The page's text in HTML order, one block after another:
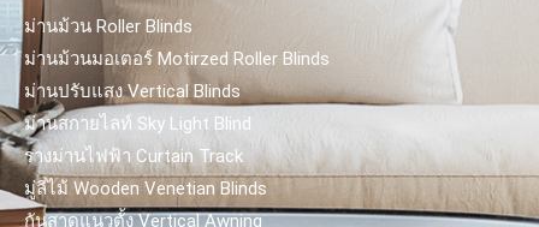
ม่านม้วน Roller Blinds
ม่านม้วนมอเตอร์ Motirzed Roller Blinds
ม่านปรับแสง Vertical Blinds
ม่านสกายไลท์ Sky Light Blind
รางม่านไฟฟ้า Curtain Track
มู่ลี่ไม้ Wooden Venetian Blinds
กันสาดแนวตั้ง Vertical Awning